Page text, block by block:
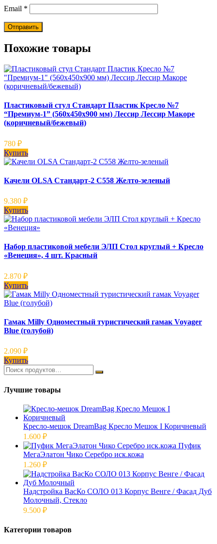
Email *
Похожие товары
Пластиковый стул Стандарт Пластик Кресло №7
“Премиум-1” (560х450х900 мм) Лессир Лессир Макоре
(коричневый/бежевый)
780 ₽
Купить
Качели OLSA Стандарт-2 С558 Желто-зеленый
9.380 ₽
Купить
Набор пластиковой мебели ЭЛП Стол круглый + Кресло
«Венеция», 4 шт. Красный
2.870 ₽
Купить
Гамак Milly Одноместный туристический гамак Voyager
Blue (голубой)
2.090 ₽
Купить
Лучшие товары
Кресло-мешок DreamBag Кресло Мешок I Коричневый
1.600 ₽
Пуфик
МегаЭлатон Чико Серебро иск.кожа
1.260 ₽
Надстройка ВасКо СОЛО 013 Корпус Венге / Фасад Дуб
Молочный, Стекло
9.500 ₽
Категории товаров